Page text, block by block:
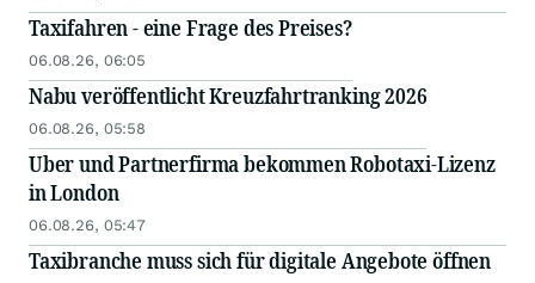
Taxifahren - eine Frage des Preises?
06.08.26, 06:05
Nabu veröffentlicht Kreuzfahrtranking 2026
06.08.26, 05:58
Uber und Partnerfirma bekommen Robotaxi-Lizenz
in London
06.08.26, 05:47
Taxibranche muss sich für digitale Angebote öffnen